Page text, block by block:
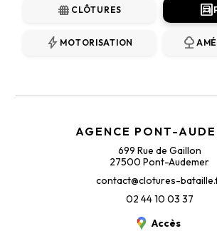
fence CLÔTURES garage
bolt MOTORISATION nature
AGENCE PONT-
699 Rue de Gaillon
27500 Pont-Audemer
contact@clotures-
02 44 10 03 37
Accès